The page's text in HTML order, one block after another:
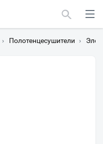
› Полотенцесушители ›